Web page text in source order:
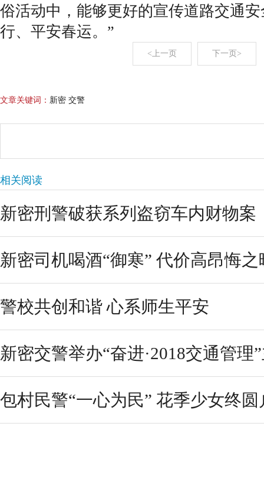
俗活动中，能够更好的宣传道路交通
行、平安春运。”
<上一页 下一页>
文章关键词： 新密 交警
相关阅读
新密刑警破获系列盗窃车内财物案
新密司机喝酒“御寒” 代价高昂悔之
警校共创和谐 心系师生平安
新密交警举办“奋进·2018交通管理
包村民警“一心为民” 花季少女终圆